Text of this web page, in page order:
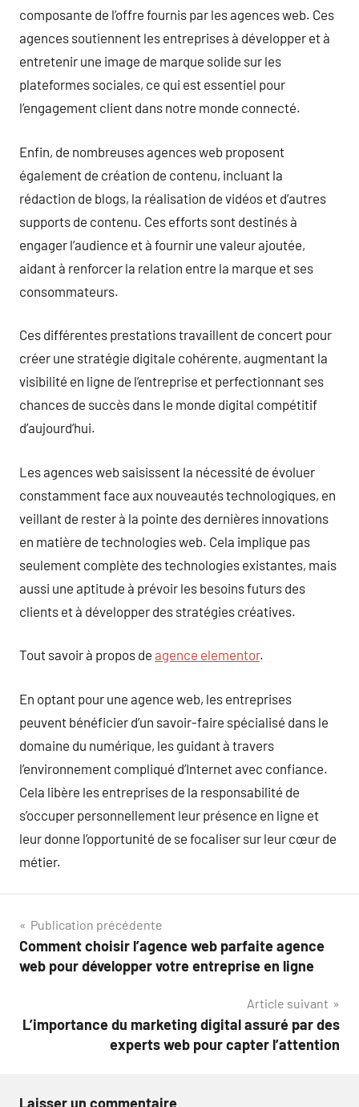
composante de l’offre fournis par les agences web. Ces
agences soutiennent les entreprises à développer et à
entretenir une image de marque solide sur les
plateformes sociales, ce qui est essentiel pour
l’engagement client dans notre monde connecté.
Enfin, de nombreuses agences web proposent
également de création de contenu, incluant la
rédaction de blogs, la réalisation de vidéos et d’autres
supports de contenu. Ces efforts sont destinés à
engager l’audience et à fournir une valeur ajoutée,
aidant à renforcer la relation entre la marque et ses
consommateurs.
Ces différentes prestations travaillent de concert pour
créer une stratégie digitale cohérente, augmentant la
visibilité en ligne de l’entreprise et perfectionnant ses
chances de succès dans le monde digital compétitif
d’aujourd’hui.
Les agences web saisissent la nécessité de évoluer
constamment face aux nouveautés technologiques, en
veillant de rester à la pointe des dernières innovations
en matière de technologies web. Cela implique pas
seulement complète des technologies existantes, mais
aussi une aptitude à prévoir les besoins futurs des
clients et à développer des stratégies créatives.
Tout savoir à propos de agence elementor.
En optant pour une agence web, les entreprises
peuvent bénéficier d’un savoir-faire spécialisé dans le
domaine du numérique, les guidant à travers
l’environnement compliqué d’Internet avec confiance.
Cela libère les entreprises de la responsabilité de
s’occuper personnellement leur présence en ligne et
leur donne l’opportunité de se focaliser sur leur cœur de
métier.
Navigation
de
Publication précédente
Comment choisir l’agence web parfaite agence
web pour développer votre entreprise en ligne
Article suivant
L’importance du marketing digital assuré par des
experts web pour capter l’attention
Laisser un commentaire